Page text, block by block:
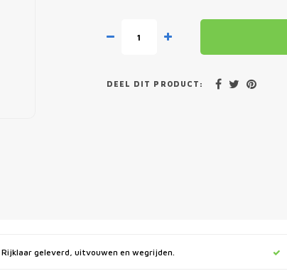
DEEL DIT PRODUCT:
Rijklaar geleverd, uitvouwen en wegrijden.